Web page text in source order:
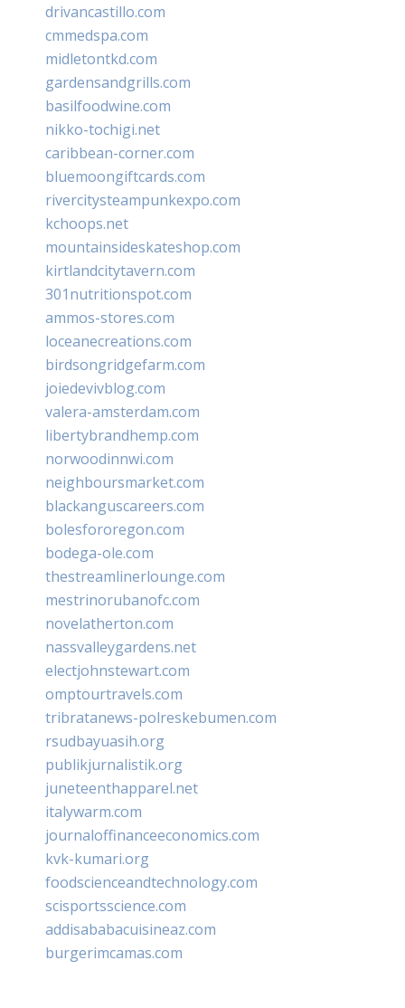
drivancastillo.com
cmmedspa.com
midletontkd.com
gardensandgrills.com
basilfoodwine.com
nikko-tochigi.net
caribbean-corner.com
bluemoongiftcards.com
rivercitysteampunkexpo.com
kchoops.net
mountainsideskateshop.com
kirtlandcitytavern.com
301nutritionspot.com
ammos-stores.com
loceanecreations.com
birdsongridgefarm.com
joiedevivblog.com
valera-amsterdam.com
libertybrandhemp.com
norwoodinnwi.com
neighboursmarket.com
blackanguscareers.com
bolesfororegon.com
bodega-ole.com
thestreamlinerlounge.com
mestrinorubanofc.com
novelatherton.com
nassvalleygardens.net
electjohnstewart.com
omptourtravels.com
tribratanews-polreskebumen.com
rsudbayuasih.org
publikjurnalistik.org
juneteenthapparel.net
italywarm.com
journaloffinanceeconomics.com
kvk-kumari.org
foodscienceandtechnology.com
scisportsscience.com
addisababacuisineaz.com
burgerimcamas.com